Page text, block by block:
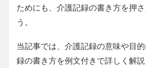
ためにも、介護記録の書き方を押
う。
当記事では、介護記録の意味や目
録の書き方を例文付きで詳しく解説